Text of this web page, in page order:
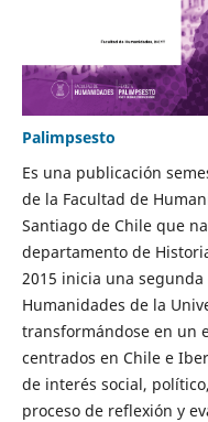
Palimpsesto
Es una publicación
de la Facultad de
Santiago de Chile que
departamento de
2015 inicia una
Humanidades de la
transformándose en un
centrados en Chile e
de interés social,
proceso de reflexión y